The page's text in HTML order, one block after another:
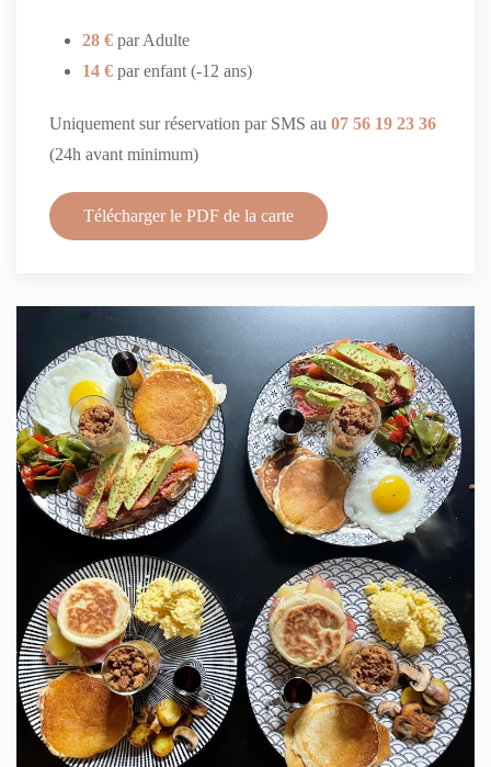
28 € par Adulte
14 € par enfant (-12 ans)
Uniquement sur réservation par SMS au 07 56 19 23 36
(24h avant minimum)
Télécharger le PDF de la carte